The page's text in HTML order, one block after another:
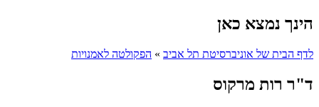
הינך נמצא כאן
לדף הבית של אוניברסיטת תל אביב » הפקולטה לאמנויות
ד"ר רות מרקוס